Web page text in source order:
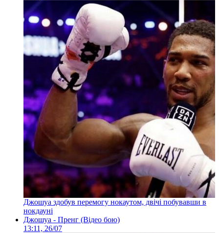
Джошуа здобув перемогу нокаутом, двічі побувавши в
нокдауні
Джошуа - Пренг (Відео бою)
13:11, 26/07